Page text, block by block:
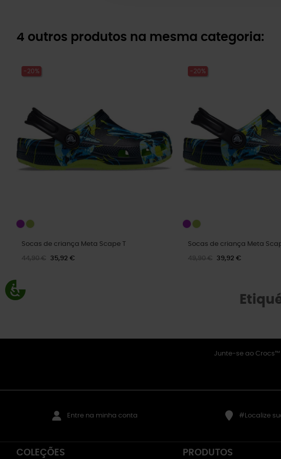
4 outros produtos na mesma categoria:
-20%
Socas de criança Meta Scape T
44,90 € 35,92 €
-20%
Socas de criança Meta
49,90 € 39,92 €
Junte-se ao Crocs™
Entre na minha conta #Localize
COLEÇÕES PRODUTOS